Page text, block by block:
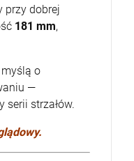
przy dobrej
181 mm,
o
—
serii strzałów.